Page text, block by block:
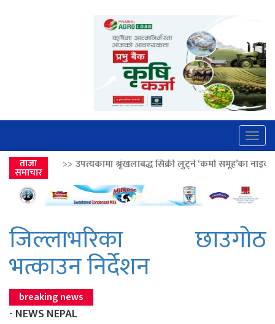
ताजा
समाचार
श्रृंखलाबद्ध सिक्री लुट्ने ‘कर्मा समूह’का नाइकेसहित पाँच पक्राउ >>
जिल्लाभरिका छाउगोठ
भत्काउन निर्देशन
breaking news
- NEWS NEPAL